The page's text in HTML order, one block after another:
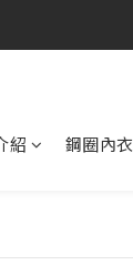
紹 鋼圈內